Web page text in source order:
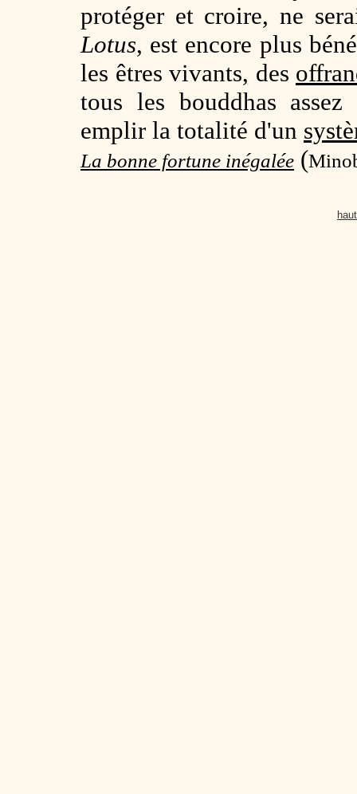
protéger et croire, ne
Lotus, est encore plus
les êtres vivants, des
tous les bouddhas
emplir la totalité d'un
La bonne fortune inégalée (